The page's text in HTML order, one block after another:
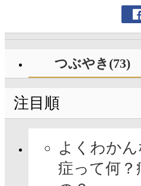
つぶやき(73)
注目順
よくわか
症って何？